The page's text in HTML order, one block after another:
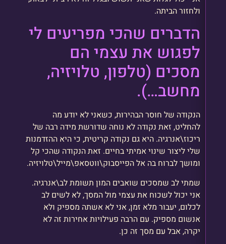
ולחזור הביתה.
הדברים שהכי מפריעים לי
לפגוש את עצמי הם
מסכים (טלפון, טלויזיה,
מחשב…).
הנקודה של חוסר הבהירות, כשאני לא יודע מה
להחליט, זאת נקודה לא נוחה שדורשת מידה רבה של
ריכוז\אנרגיה. היא גם נקודה קריטית, כי היא ההזדמנות
שלי ליצור שינוי אמיתי בחיים. זאת הנקודה שהכי קל
ומושך לברוח בה אל הפייסבוק\ווטסאפ\מייל\טלויזיה.
שמתי לב שמסכים שואבים המון תשומת לב\אנרגיה.
אני יכול לשכוח את עצמי מול המסך, לא לשים לב
לכלום, יעבור מלא זמן, אני לא אשתה מספיק ולא
אנשום מספיק. עם הרבה פעילויות אחירות זה לא
יקרה, אבל עם מסך זה כן.